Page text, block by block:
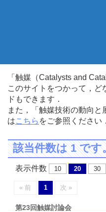
「触媒（Catalysts and
このサイトをつかって，
ドもできます．
また，「触媒技術の動向
はこちら をご参照ください．
該当件数は 1 で
表示件数 10 20 30
« 前 1 次 »
第23回触媒討論会